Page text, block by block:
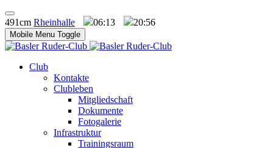
491cm Rheinhalle 06:13 20:56
Mobile Menu Toggle
Club
Kontakte
Clubleben
Mitgliedschaft
Dokumente
Fotogalerie
Infrastruktur
Trainingsraum